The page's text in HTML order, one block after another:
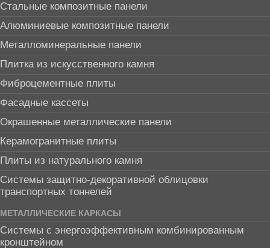
Стальные композитные панели
Алюминиевые композитные панели
Металломинеральные панели
Плитка из искусственного камня
Фиброцементные плиты
Фасадные кассеты
Окрашенные металлические панели
Керамогранитные плиты
Плиты из натурального камня
Системы защитно-декоративной облицовки
транспортных тоннелей
МЕТАЛЛИЧЕСКИЕ КАРКАСЫ
Системы с энергоэффективным комбинированным
кронштейном